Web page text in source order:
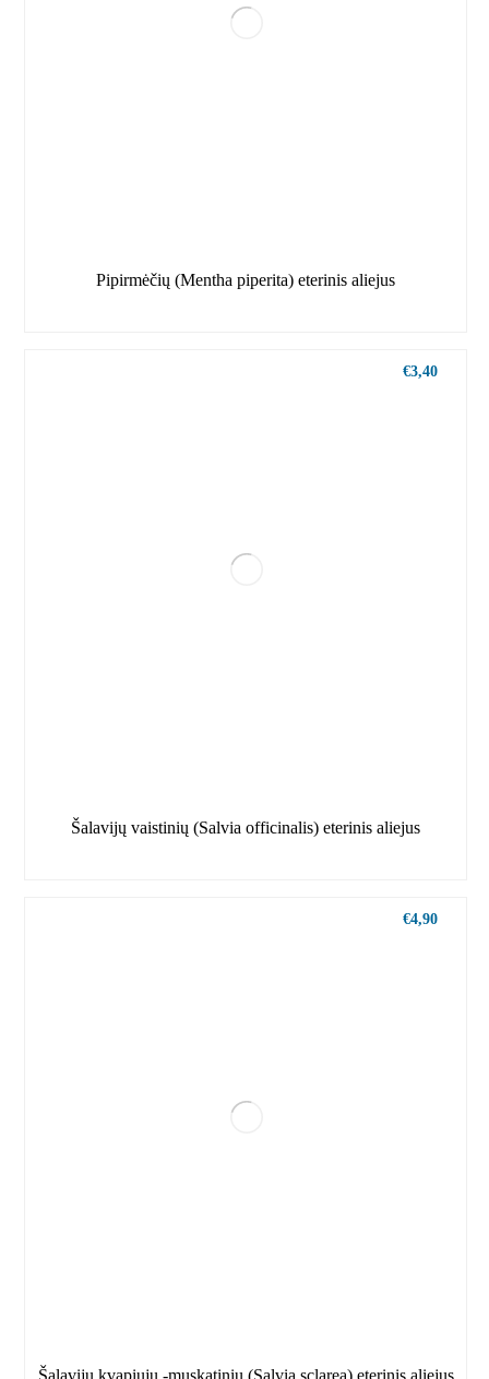
Pipirmėčių (Mentha piperita) eterinis aliejus
Šalavijų vaistinių (Salvia officinalis) eterinis aliejus
€3,40
Šalavijų kvapiųjų -muskatinių (Salvia sclarea) eterinis aliejus
€4,90